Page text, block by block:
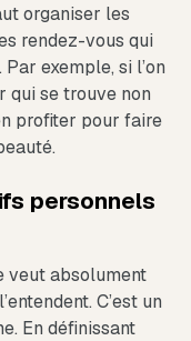
organiser les
rendez-vous qui
exemple, si l’on
qui se trouve non
profiter pour faire
personnels
veut absolument
C’est un
En définissant